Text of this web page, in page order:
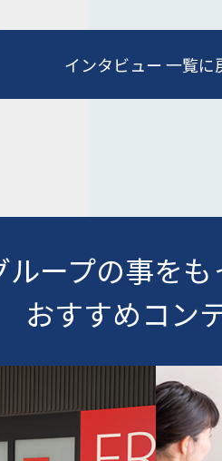
インタビュー 一覧に
ループの事を
おすすめコン